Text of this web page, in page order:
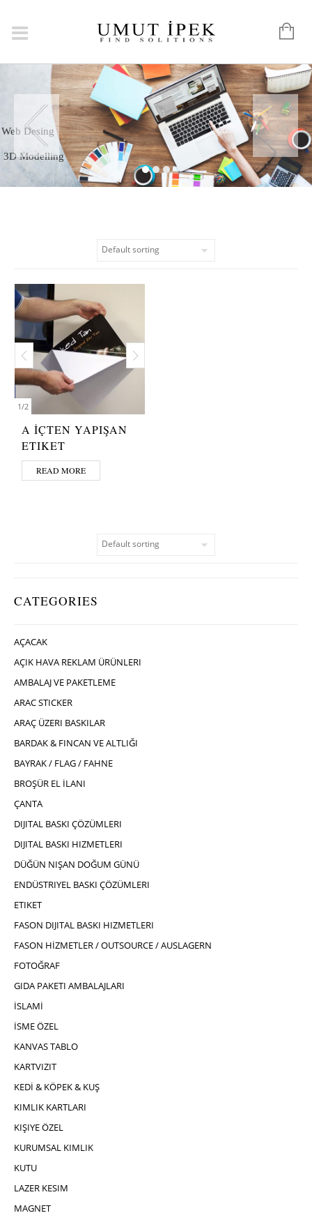
3D Modelling
Web Desing
CATEGORIES
AÇACAK
AÇIK HAVA REKLAM ÜRÜNLERI
AMBALAJ VE PAKETLEME
ARAC STICKER
ARAÇ ÜZERI BASKILAR
BARDAK & FINCAN VE ALTLIĞI
BAYRAK / FLAG / FAHNE
BROŞÜR EL İLANI
ÇANTA
DIJITAL BASKI ÇÖZÜMLERI
DIJITAL BASKI HIZMETLERI
DÜĞÜN NIŞAN DOĞUM GÜNÜ
ENDÜSTRIYEL BASKI ÇÖZÜMLERI
ETIKET
FASON DIJITAL BASKI HIZMETLERI
FASON HİZMETLER / OUTSOURCE / AUSLAGERN
FOTOĞRAF
GIDA PAKETI AMBALAJLARI
İSLAMİ
İSME ÖZEL
KANVAS TABLO
KARTVIZIT
KEDİ & KÖPEK & KUŞ
KIMLIK KARTLARI
KIŞIYE ÖZEL
KURUMSAL KIMLIK
KUTU
LAZER KESIM
MAGNET
1/2
A İÇTEN YAPIŞAN
ETIKET
READ MORE